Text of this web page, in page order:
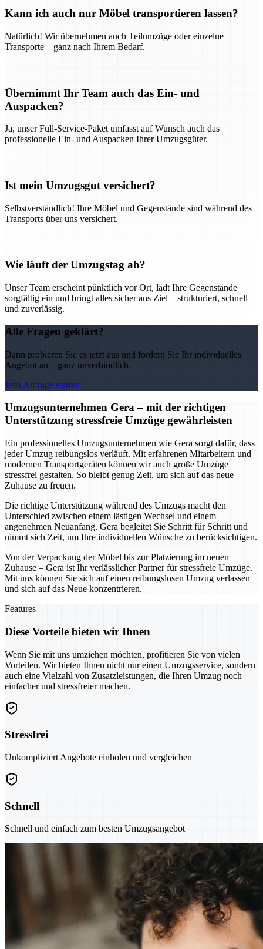
Kann ich auch nur Möbel transportieren lassen?
Natürlich! Wir übernehmen auch Teilumzüge oder einzelne
Transporte – ganz nach Ihrem Bedarf.
Übernimmt Ihr Team auch das Ein- und
Auspacken?
Ja, unser Full-Service-Paket umfasst auf Wunsch auch das
professionelle Ein- und Auspacken Ihrer Umzugsgüter.
Ist mein Umzugsgut versichert?
Selbstverständlich! Ihre Möbel und Gegenstände sind während des
Transports über uns versichert.
Wie läuft der Umzugstag ab?
Unser Team erscheint pünktlich vor Ort, lädt Ihre Gegenstände
sorgfältig ein und bringt alles sicher ans Ziel – strukturiert, schnell
und zuverlässig.
Alle Fragen geklärt?
Dann probieren Sie es jetzt aus und fordern Sie Ihr individuelles
Angebot an – ganz unverbindlich.
Jetzt Anfrage starten
Umzugsunternehmen Gera – mit der richtigen
Unterstützung stressfreie Umzüge gewährleisten
Ein professionelles Umzugsunternehmen wie Gera sorgt dafür, dass
jeder Umzug reibungslos verläuft. Mit erfahrenen Mitarbeitern und
modernen Transportgeräten können wir auch große Umzüge
stressfrei gestalten. So bleibt genug Zeit, um sich auf das neue
Zuhause zu freuen.
Die richtige Unterstützung während des Umzugs macht den
Unterschied zwischen einem lästigen Wechsel und einem
angenehmen Neuanfang. Gera begleitet Sie Schritt für Schritt und
nimmt sich Zeit, um Ihre individuellen Wünsche zu berücksichtigen.
Von der Verpackung der Möbel bis zur Platzierung im neuen
Zuhause – Gera ist Ihr verlässlicher Partner für stressfreie Umzüge.
Mit uns können Sie sich auf einen reibungslosen Umzug verlassen
und sich auf das Neue konzentrieren.
Features
Diese Vorteile bieten wir Ihnen
Wenn Sie mit uns umziehen möchten, profitieren Sie von vielen
Vorteilen. Wir bieten Ihnen nicht nur einen Umzugsservice, sondern
auch eine Vielzahl von Zusatzleistungen, die Ihren Umzug noch
einfacher und stressfreier machen.
Stressfrei
Unkompliziert Angebote einholen und vergleichen
Schnell
Schnell und einfach zum besten Umzugsangebot